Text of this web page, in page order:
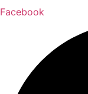
Facebook